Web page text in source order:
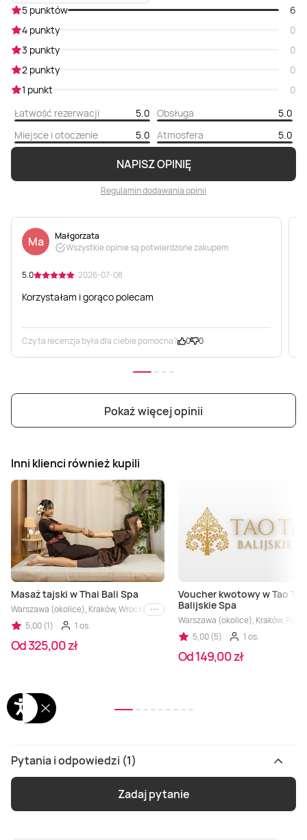
NAPISZ OPINIĘ
Regulamin dodawania opinii
5 punktów
6
4 punkty
0
3 punkty
0
2 punkty
0
1 punkt
0
Łatwość rezerwacji
5.0 Obsługa
5.0
Miejsce i otoczenie
5.0 Atmosfera 5.0
Ma
Małgorzata
Wszystkie opinie są potwierdzone zakupem
5.0 · 2026-07-08
Korzystałam i gorąco polecam
Czy ta recenzja była dla ciebie pomocna? 0 0
Pokaż więcej opinii
Inni klienci również kupili
Masaż tajski w Thai Bali Spa
Warszawa (okolice), Kraków, Wrocław, Trójmiasto, Łódź, Gdańsk
i inne
5,00 (1)
1 os.
Od 325,00 zł
Voucher kwotowy w Tao Tao
Balijskie Spa
Warszawa (okolice), Kraków,
5,00 (5)
1 os.
Od 149,00 zł
Pytania i odpowiedzi (1)
Zadaj pytanie